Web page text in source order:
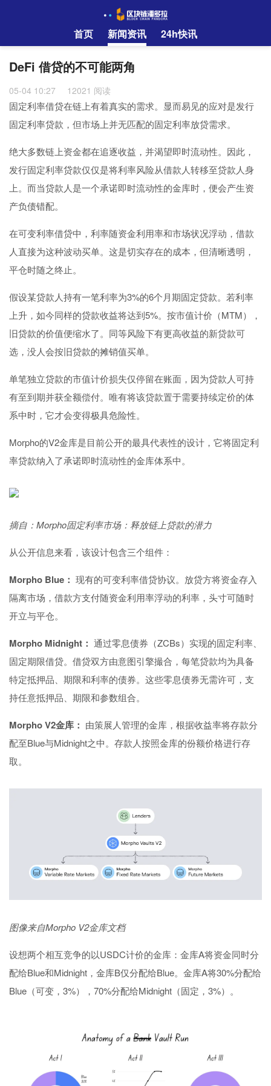
首页 新闻资讯 24h快讯
DeFi 借贷的不可能两角
05-04 10:27 12021 阅读
固定利率借贷在链上有着真实的需求。显而易见的应对是发行
固定利率贷款，但市场上并无匹配的固定利率放贷需求。
绝大多数链上资金都在追逐收益，并渴望即时流动性。因此，
发行固定利率贷款仅仅是将利率风险从借款人转移至贷款人身
上。而当贷款人是一个承诺即时流动性的金库时，便会产生资
产负债错配。
在可变利率借贷中，利率随资金利用率和市场状况浮动，借款
人直接为这种波动买单。这是切实存在的成本，但清晰透明，
平仓时随之终止。
假设某贷款人持有一笔利率为3%的6个月期固定贷款。若利率
上升，如今同样的贷款收益将达到5%。按市值计价（MTM），
旧贷款的价值便缩水了。同等风险下有更高收益的新贷款可
选，没人会按旧贷款的摊销值买单。
单笔独立贷款的市值计价损失仅停留在账面，因为贷款人可持
有至到期并获全额偿付。唯有将该贷款置于需要持续定价的体
系中时，它才会变得极具危险性。
Morpho的V2金库是目前公开的最具代表性的设计，它将固定利
率贷款纳入了承诺即时流动性的金库体系中。
摘自：Morpho固定利率市场：释放链上贷款的潜力
从公开信息来看，该设计包含三个组件：
Morpho Blue： 现有的可变利率借贷协议。放贷方将资金存入
隔离市场，借款方支付随资金利用率浮动的利率，头寸可随时
开立与平仓。
Morpho Midnight： 通过零息债券（ZCBs）实现的固定利率、
固定期限借贷。借贷双方由意图引擎撮合，每笔贷款均为具备
特定抵押品、期限和利率的债券。这些零息债券无需许可，支
持任意抵押品、期限和参数组合。
Morpho V2金库： 由策展人管理的金库，根据收益率将存款分
配至Blue与Midnight之中。存款人按照金库的份额价格进行存
取。
图像来自Morpho V2金库文档
设想两个相互竞争的以USDC计价的金库：金库A将资金同时分
配给Blue和Midnight，金库B仅分配给Blue。金库A将30%分配给
Blue（可变，3%），70%分配给Midnight（固定，3%）。